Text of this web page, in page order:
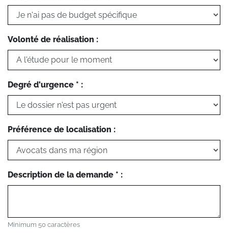
Volonté de réalisation :
Degré d'urgence * :
Préférence de localisation :
Description de la demande * :
Minimum 50 caractères